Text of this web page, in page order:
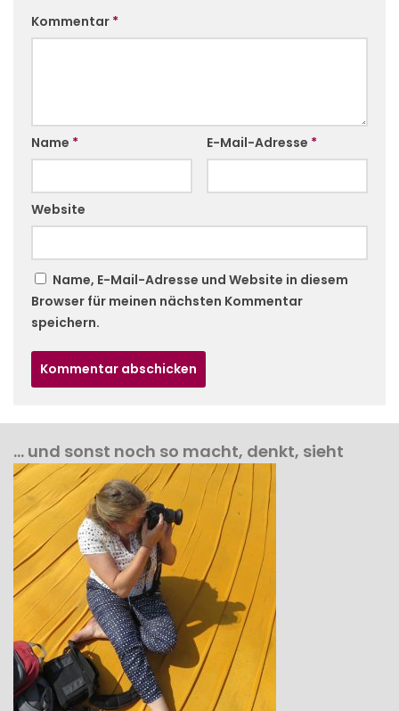
Kommentar *
Name * E-Mail-Adresse *
Website
Name, E-Mail-Adresse und Website in diesem
Browser für meinen nächsten Kommentar
speichern.
… und sonst noch so macht, denkt, sieht